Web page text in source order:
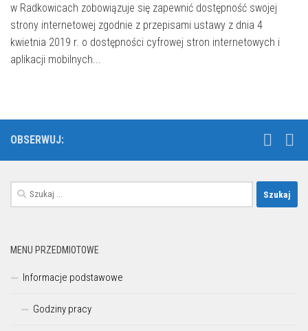
w Radkowicach zobowiązuje się zapewnić dostępność swojej
strony internetowej zgodnie z przepisami ustawy z dnia 4
kwietnia 2019 r. o dostępności cyfrowej stron internetowych i
aplikacji mobilnych...
OBSERWUJ:
Szukaj:
MENU PRZEDMIOTOWE
Informacje podstawowe
Godziny pracy